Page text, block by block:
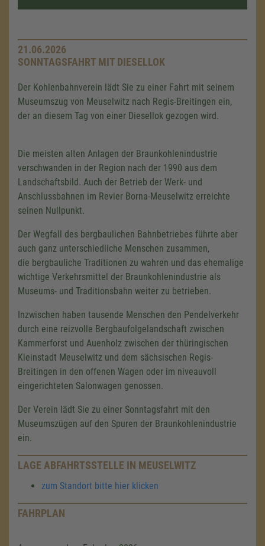
21.06.2026
SONNTAGSFAHRT MIT DIESELLOK
Der Kohlenbahnverein lädt Sie zu einer Fahrt mit seinem
Museumszug von Meuselwitz nach Regis-Breitingen ein,
der an diesem Tag von einer Diesellok gezogen wird.
Die meisten alten Anlagen der Braunkohlenindustrie
verschwanden in der Region nach der 1990 aus dem
Landschaftsbild. Auch der Betrieb der Werk- und
Anschlussbahnen im Revier Borna-Meuselwitz erreichte
seinen Nullpunkt.
Der Wegfall des bergbaulichen Bahnbetriebes führte aber
auch ganz unterschiedliche Menschen zusammen,
die bergbauliche Traditionen zu wahren und das ehemalige
wichtige Verkehrsmittel der Braunkohlenindustrie als
Museums- und Traditionsbahn weiter zu betrieben.
Inzwischen haben tausende Menschen den Pendelverkehr
durch eine reizvolle Bergbaufolgelandschaft zwischen
Kammerforst und Auenholz zwischen der thüringischen
Kleinstadt Meuselwitz und dem sächsischen Regis-
Breitingen in den offenen Wagen oder im niveauvoll
eingerichteten Salonwagen genossen.
Der Verein lädt Sie zu einer Sonntagsfahrt mit den
Museumszügen auf den Spuren der Braunkohlenindustrie
ein.
LAGE ABFAHRTSSTELLE IN MEUSELWITZ
zum Standort bitte hier klicken
FAHRPLAN